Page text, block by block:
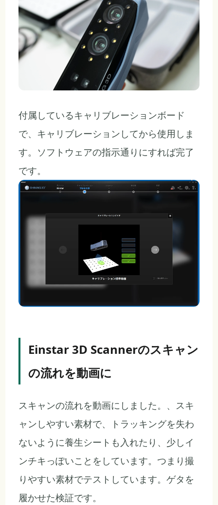
付属しているキャリブレーションボード
で、キャリブレーションしてから使用しま
す。ソフトウェアの指示通りにすれば完了
です。
Einstar 3D Scannerのスキャン
の流れを動画に
スキャンの流れを動画にしました。、スキ
ャンしやすい素材で、トラッキングを失わ
ないように養生シートも入れたり、少しイ
ンチキっぽいことをしています。つまり撮
りやすい素材でテストしています。ゲタを
履かせた検証です。